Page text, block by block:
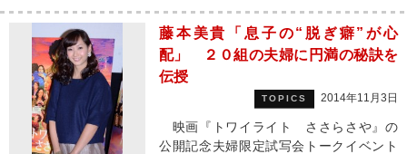
藤本美貴「息子の“脱ぎ癖”が心
配」 ２０組の夫婦に円満の秘訣を
伝授
TOPICS 2014年11月3日
映画『トワイライト ささらさや』の
公開記念夫婦限定試写会トークイベント